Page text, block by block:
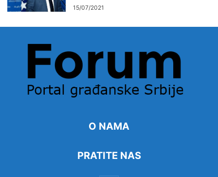
15/07/2021
O NAMA
PRATITE NAS